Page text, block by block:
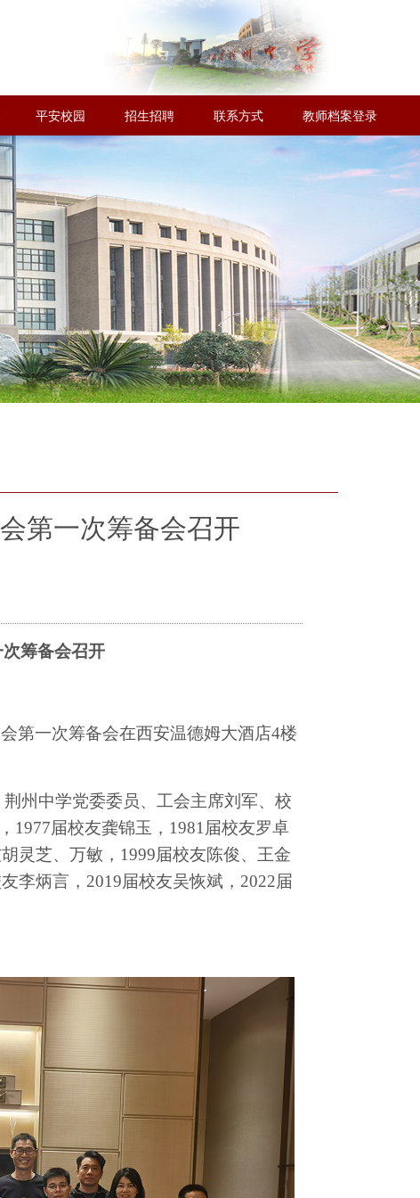
平安校园 招生招聘 联系方式 教师档案登录
第一次筹备会召开
筹备会召开
第一次筹备会在西安温德姆大酒店4楼
州中学党委委员、工会主席刘军、校
， 1977届校友龚锦玉， 1981 届校友罗卓
胡灵芝、万敏 ， 1999届校友陈俊、王金
李炳言 ， 2019届校友吴恢斌 ，2022届